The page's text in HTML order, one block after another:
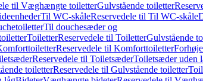
til Væghængte toiletterGulvstående toiletter
Til WC-skåleReservedele til Til WC-skåle
Til douchesæder og
ToiletterReservedele til ToiletterGulvstående
Reservedele til Komforttoiletter
Reservedele til ToiletsæderToiletsæder uden
toiletterReservedele til Gulvstående toiletter